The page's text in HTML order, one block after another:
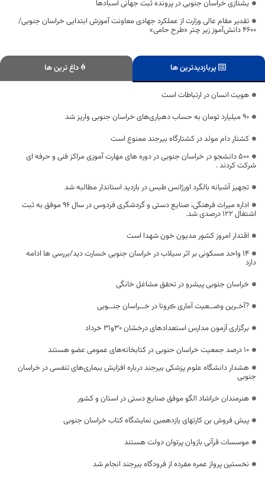
یشتازی خراسان جنوبی در پرونده ثبت جهانی آسبادها
تقدیر مقام عالی وزارت از عملکرد جهادی معاونت آموزش ابتدایی خراسان جنوبی/
۴۶۰۰ دانش‌آموز زیر چتر «طرح حامی»
پربازدیدترین ها داغ ترین ها
هویت انسان در ارتباطات است
۹۰ میلیارد تومان به حساب دهیاری‌های خراسان جنوبی واریز شد
کشتار دام مولد در کشتارگاه بیرجند ممنوع است
۵۰۰ دانشجو در خراسان جنوبی در دوره های مهارت آموزی مراکز فنی و حرفه ای
شرکت کردند .
تجهیز آشیانه بالگرد اورژانس طبس در بازدید استاندار مطالبه شد
اداره میراث فرهنگی، صنایع دستی و گردشگری فردوس در سال 96 موفق به ثبت
اشتغال 122 درصدی شد.
اقتدار امروز کشور مدیون خون شهدا است
۱۴ واحد مسکونی بر اثر سیلاب در خراسان جنوبی خسارت دید/بررسی ها ادامه
دارد
خراسان جنوبی پیشرو در تحقق مشاغل خانگی
?آخـرین وضــعیت آماری ڪرونا در خــراسان جنــوبی
برگزاری آزمون مدارس استعداد‌های درخشان ۳۰و۳۱ خرداد
۱۰ درصد جمعیت خراسان حنوبی در کتابخانه‌های عمومی عضو هستند
هشدار دانشگاه علوم پزشکی بیرجند درباره افزایش بیماری‌های تنفسی در خراسان
جنوبی
هنرمندان خراشاد الگو موفق صنایع دستی در استان و کشور
پیش فروش بن کارتهای یازدهمین نمایشگاه کتاب خراسان جنوبی
موسسات قرآنی بازوان پرتوان دولت هستند
نخستین پرواز عمره مفرده از فرودگاه بیرجند انجام شد